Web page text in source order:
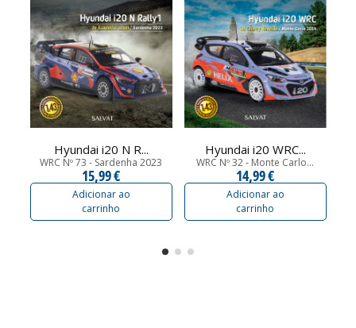
Hyundai i20 N R...
WRC Nº 73 - Sardenha 2023
15,99 €
Adicionar ao
carrinho
Hyundai i20 WRC...
WRC Nº 32 - Monte Carlo...
14,99 €
Adicionar ao
carrinho